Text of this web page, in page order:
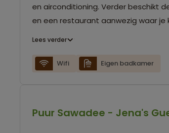
en airconditioning. Verder beschikt
en een restaurant aanwezig waar je
Lees verder
Wifi Eigen badkamer
Puur Sawadee - Jena's